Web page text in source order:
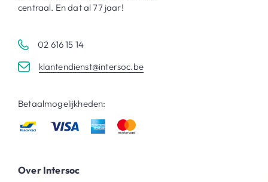
centraal. En dat al 77 jaar!
02 616 15 14
klantendienst@intersoc.be
Betaalmogelijkheden:
Over Intersoc